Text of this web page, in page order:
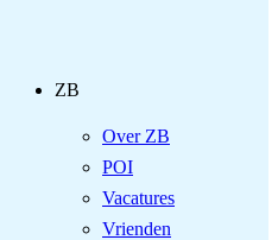
ZB
Over ZB
POI
Vacatures
Vrienden